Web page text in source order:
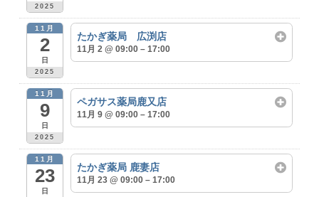
2025
11月
2
日
2025
たかぎ薬局 広渕店
11月 2 @ 09:00 – 17:00
11月
9
日
2025
ペガサス薬局鹿又店
11月 9 @ 09:00 – 17:00
11月
23
日
たかぎ薬局 鹿妻店
11月 23 @ 09:00 – 17:00